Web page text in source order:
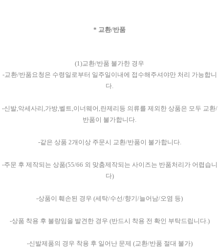
* 교환/반품
(1)교환/반품 불가한 경우
-교환/반품요청은 수령일로부터 일주일이내에 접수해주셔야만 처리 가능합니
다.
-신발,악세사리,가방,벨트,이너웨어,란제리등 의류를 제외한 상품은 모두 교환/
반품이 불가합니다.
-같은 상품 2개이상 주문시 교환/반품이 불가합니다.
-주문 후 제작되는 상품(55/66 외 맞춤제작되는 사이즈는 반품처리가 어렵습니
다)
-상품이 훼손된 경우 (세탁/수선/향기/늘어남/오염 등)
-상품 착용 후 불량임을 발견한 경우 (반드시 착용 전 확인 부탁드립니다.)
-신발제품의 경우 착용 후 일어난 문제 (교환/반품 절대 불가)